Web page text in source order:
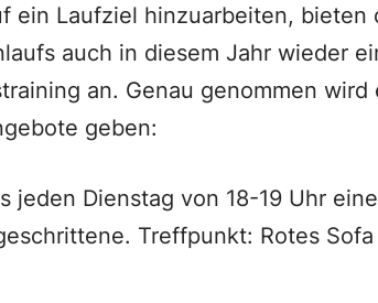
ein Laufziel hinzuarbeiten, bieten
auch in diesem Jahr wieder
an. Genau genommen wird
geben:
jeden Dienstag von 18-19 Uhr
Treffpunkt: Rotes Sofa